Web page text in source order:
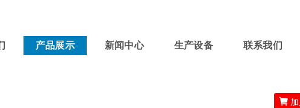
产品展示 新闻中心 生产设备 联系我们
